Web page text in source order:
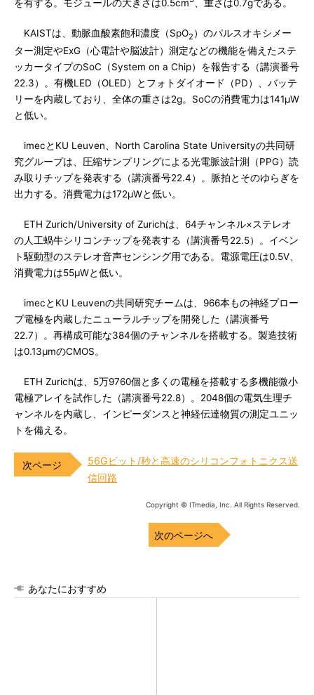
を有する。モジュールの大きさは0.5cm
、重さは0.7gである。
KAISTは、動脈血酸素飽和濃度（SpO2 ）のパルスオキシメー
ター測定やExG（心電計や脳波計）測定などの機能を備えたステ
ッカータイプのSoC（System on a Chip）を報告する（講演番号
22.3）。有機LED（OLED）とフォトダイオード（PD）、バッテ
リーを内蔵しており、全体の重さは2g。SoCの消費電力は141μW
と低い。
imecとKU Leuven、North Carolina State Universityの共同研
究グループは、圧縮サンプリングによる光電脈波計測（PPG）読
み取りチップを発表する（講演番号22.4）。脈拍とそのゆらぎを
出力する。消費電力は172μWと低い。
ETH Zurich/University of Zurichは、64チャンネル×ステレオ
の人工蝸牛シリコンチップを発表する（講演番号22.5）。イベン
ト駆動型のステレオ音声センシング用である。電源電圧は0.5V、
消費電力は55μWと低い。
imecとKU Leuvenの共同研究チームは、966本もの神経プロー
ブ電極を内蔵したニューラルチップを開発した（講演番号
22.7）。再構成可能な384個のチャンネルを搭載する。製造技術
は0.13μmのCMOS。
ETH Zurichは、5万9760個と多くの電極を搭載する多機能微小
電極アレイを試作した（講演番号22.8）。2048個の電気生理チ
ャンネルを内蔵し、インピーダンスと神経伝達物質の測定ユニッ
トを備える。
56Gビット/秒と高速のシリコンフォトニクス送
信回路
Copyright © ITmedia, Inc. All Rights Reserved.
次のページへ
あなたにおすすめ